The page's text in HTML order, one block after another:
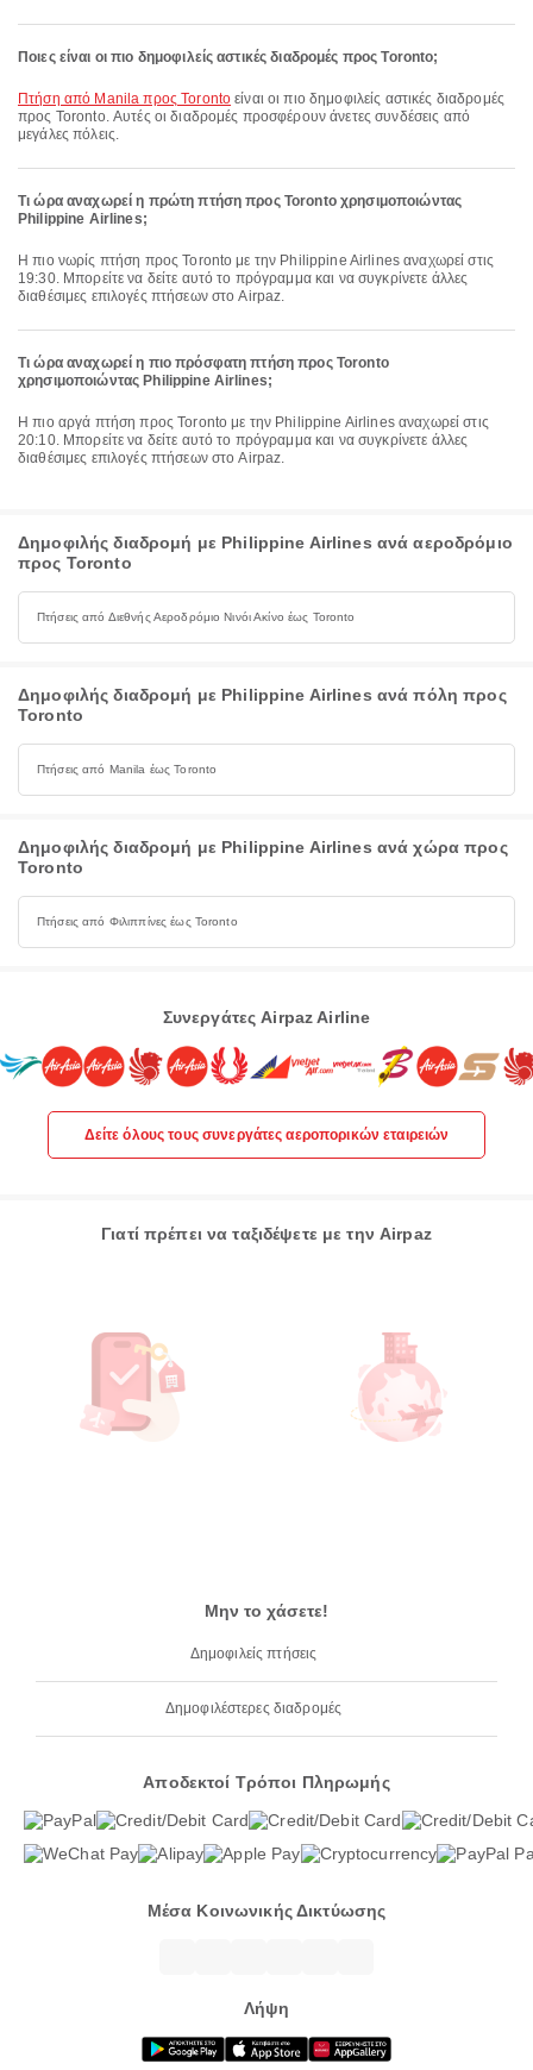
Ποιες είναι οι πιο δημοφιλείς αστικές διαδρομές προς Toronto;
πτήση από Manila προς Toronto είναι οι πιο δημοφιλείς αστικές διαδρομές
προς Toronto. Αυτές οι διαδρομές προσφέρουν άνετες συνδέσεις από
μεγάλες πόλεις.
Τι ώρα αναχωρεί η πρώτη πτήση προς Toronto χρησιμοποιώντας
Philippine Airlines;
Η πιο νωρίς πτήση προς Toronto με την Philippine Airlines αναχωρεί στις
19:30. Μπορείτε να δείτε αυτό το πρόγραμμα και να συγκρίνετε άλλες
διαθέσιμες επιλογές πτήσεων στο Airpaz.
Τι ώρα αναχωρεί η πιο πρόσφατη πτήση προς Toronto
χρησιμοποιώντας Philippine Airlines;
Η πιο αργά πτήση προς Toronto με την Philippine Airlines αναχωρεί στις
20:10. Μπορείτε να δείτε αυτό το πρόγραμμα και να συγκρίνετε άλλες
διαθέσιμες επιλογές πτήσεων στο Airpaz.
Δημοφιλής διαδρομή με Philippine Airlines ανά αεροδρόμιο
προς Toronto
Πτήσεις από Διεθνής Αεροδρόμιο Νινόι Ακίνο έως Toronto
Δημοφιλής διαδρομή με Philippine Airlines ανά πόλη προς
Toronto
Πτήσεις από Manila έως Toronto
Δημοφιλής διαδρομή με Philippine Airlines ανά χώρα προς
Toronto
Πτήσεις από Φιλιππίνες έως Toronto
Συνεργάτες Airpaz Airline
Δείτε όλους τους συνεργάτες αεροπορικών εταιρειών
Γιατί πρέπει να ταξιδέψετε με την Airpaz
Μην το χάσετε!
Δημοφιλείς πτήσεις
Δημοφιλέστερες διαδρομές
Αποδεκτοί Τρόποι Πληρωμής
Μέσα Κοινωνικής Δικτύωσης
Λήψη